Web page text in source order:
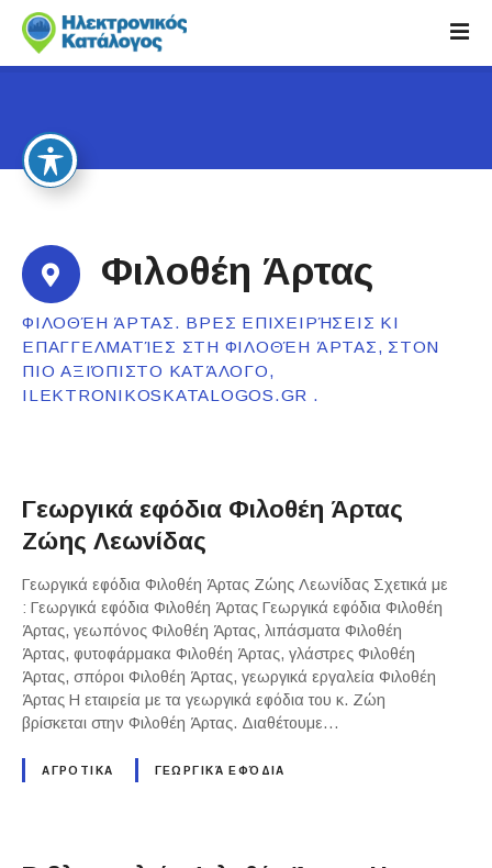
i
c
Φιλοθέη Άρτας
ΦΙΛΟΘΈΗ ΆΡΤΑΣ. ΒΡΕΣ ΕΠΙΧΕΙΡΉΣΕΙΣ ΚΙ
ΕΠΑΓΓΕΛΜΑΤΊΕΣ ΣΤΗ ΦΙΛΟΘΈΗ ΆΡΤΑΣ, ΣΤΟΝ
ΠΙΟ ΑΞΙΌΠΙΣΤΟ ΚΑΤΆΛΟΓΟ,
ILEKTRONIKOSKATALOGOS.GR .
Γεωργικά εφόδια Φιλοθέη Άρτας
Ζώης Λεωνίδας
Γεωργικά εφόδια Φιλοθέη Άρτας Ζώης Λεωνίδας Σχετικά με
: Γεωργικά εφόδια Φιλοθέη Άρτας Γεωργικά εφόδια Φιλοθέη
Άρτας, γεωπόνος Φιλοθέη Άρτας, λιπάσματα Φιλοθέη
Άρτας, φυτοφάρμακα Φιλοθέη Άρτας, γλάστρες Φιλοθέη
Άρτας, σπόροι Φιλοθέη Άρτας, γεωργικά εργαλεία Φιλοθέη
Άρτας Η εταιρεία με τα γεωργικά εφόδια του κ. Ζώη
βρίσκεται στην Φιλοθέη Άρτας. Διαθέτουμε…
ΑΓΡΟΤΙΚΑ ΓΕΩΡΓΙΚΆ ΕΦΌΔΙΑ